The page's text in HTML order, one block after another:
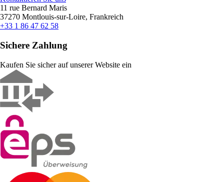
11 rue Bernard Maris
37270 Montlouis-sur-Loire, Frankreich
+33 1 86 47 62 58
Sichere Zahlung
Kaufen Sie sicher auf unserer Website ein